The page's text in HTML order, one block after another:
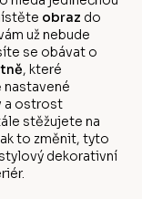
obraz do
už nebude
se obávat o
, které
nastavené
a ostrost
stěžujete na
to změnit, tyto
dekorativní